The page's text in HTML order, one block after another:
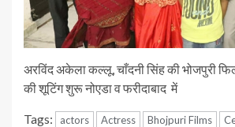
अरविंद अकेला कल्लू, चाँदनी सिंह की भोजपुरी
की शूटिंग शुरू नोएडा व फरीदाबाद में
Tags: actors Actress Bhojpuri Films